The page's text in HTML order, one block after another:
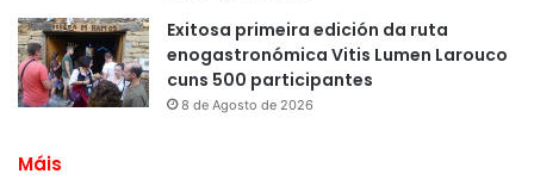
Exitosa primeira edición da ruta
enogastronómica Vitis Lumen Larouco
cuns 500 participantes
8 de Agosto de 2026
Máis